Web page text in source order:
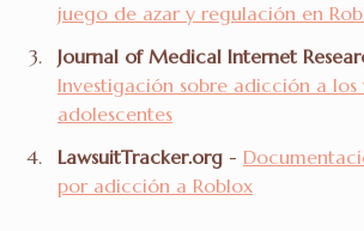
juego de azar y regulación en
Journal of Medical Internet
Investigación sobre adicción a los
adolescentes
LawsuitTracker.org -
por adicción a Roblox